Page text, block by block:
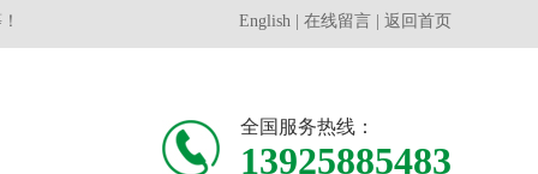
English 在线留言 返回首页
全国服务热线：
13925885483